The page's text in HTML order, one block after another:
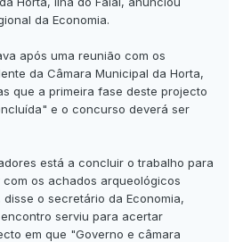
da Economia.
após uma reunião com os
da Câmara Municipal da Horta,
que a primeira fase deste projecto
e o concurso deverá ser
está a concluir o trabalho para
os achados arqueológicos
o secretário da Economia,
serviu para acertar
em que "Governo e câmara